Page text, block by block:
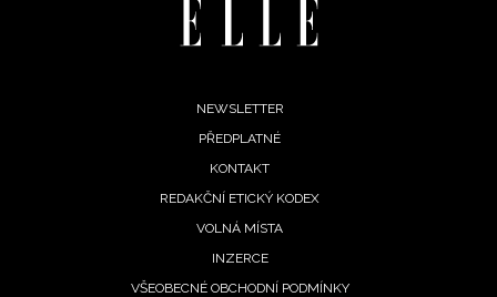
NEWSLETTER
PŘEDPLATNÉ
KONTAKT
REDAKČNÍ ETICKÝ KODEX
VOLNÁ MÍSTA
INZERCE
VŠEOBECNÉ OBCHODNÍ PODMÍNKY